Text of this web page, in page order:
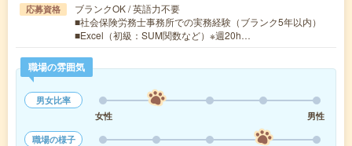
応募資格
ブランクOK / 英語力不要
■社会保険労務士事務所での実務経験（ブランク5年以内）
■Excel（初級：SUM関数など）※週20h…
職場の雰囲気
男女比率
女性
男性
職場の様子